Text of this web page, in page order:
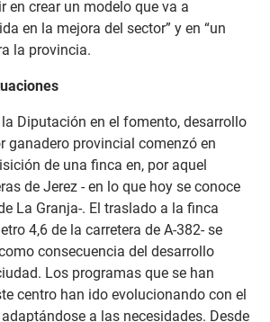
en crear un modelo que va a
en la mejora del sector” y en “un
la provincia.
Diputación en el fomento, desarrollo
ganadero provincial comenzó en
de una finca en, por aquel
de Jerez - en lo que hoy se conoce
La Granja-. El traslado a la finca
4,6 de la carretera de A-382- se
consecuencia del desarrollo
Los programas que se han
centro han ido evolucionando con el
a las necesidades. Desde